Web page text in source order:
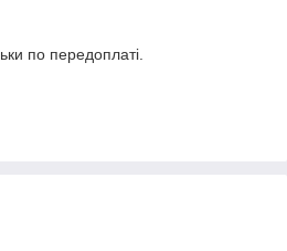
по передоплаті.